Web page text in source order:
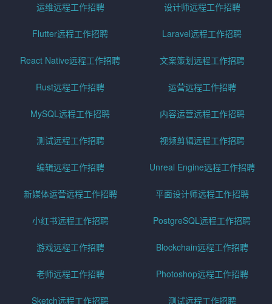
运维远程工作招聘 设计师远程工作招聘
Flutter远程工作招聘 Laravel远程工作招聘
React Native远程工作招聘 文案策划远程工作招聘
Rust远程工作招聘 运营远程工作招聘
MySQL远程工作招聘 内容运营远程工作招聘
测试远程工作招聘 视频剪辑远程工作招聘
编辑远程工作招聘 Unreal Engine远程工作招聘
新媒体运营远程工作招聘 平面设计师远程工作招聘
小红书远程工作招聘 PostgreSQL远程工作招聘
游戏远程工作招聘 Blockchain远程工作招聘
老师远程工作招聘 Photoshop远程工作招聘
Sketch远程工作招聘 测试远程工作招聘